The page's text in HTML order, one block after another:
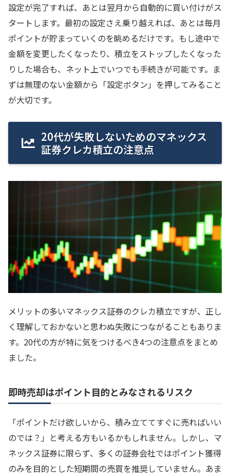
設定が完了すれば、あとは翌月から自動的に買い付けがス
タートします。最初の設定さえ乗り越えれば、あとは毎月
ポイントが貯まっていくのを眺めるだけです。もし途中で
金額を変更したくなったり、積立をストップしたくなった
りした場合も、ネット上でいつでも手続きが可能です。ま
ずは無理のない金額から「設定ボタン」を押してみること
が大切です。
20代が失敗しないためのマネックス
証券クレカ積立の注意点
メリットの多いマネックス証券のクレカ積立ですが、正し
く理解しておかないと思わぬ失敗につながることもありま
す。20代の方が特に気をつけるべき4つの注意点をまとめ
ました。
即時売却はポイント目的とみなされるリスク
「ポイントだけ欲しいから、積み立ててすぐに売ればいい
のでは？」と考える方もいるかもしれません。しかし、マ
ネックス証券に限らず、多くの証券会社ではポイント獲得
のみを目的とした短期間の売買を推奨していません。あま